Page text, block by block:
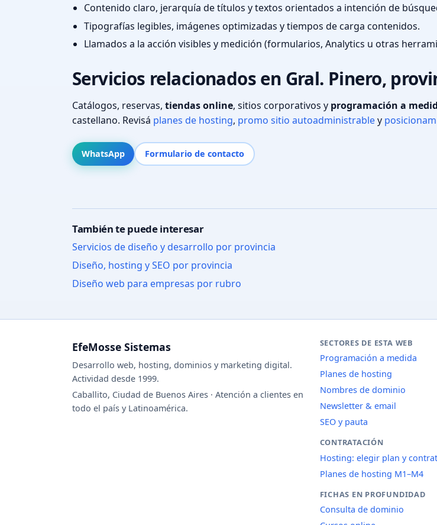
Contenido claro, jerarquía de títulos y textos orientados a intención de
Tipografías legibles, imágenes optimizadas y tiempos de carga contenidos.
Llamados a la acción visibles y medición (formularios, Analytics u otras
Servicios relacionados en Gral. Pinero,
Catálogos, reservas, tiendas online, sitios corporativos y programación a
castellano. Revisá planes de hosting, promo sitio autoadministrabley
WhatsApp Formulario de contacto
También te puede interesar
Servicios de diseño y desarrollo por provincia
Diseño, hosting y SEO por provincia
Diseño web para empresas por rubro
EfeMosse Sistemas
Desarrollo web, hosting, dominios y marketing digital.
Actividad desde 1999.
Caballito, Ciudad de Buenos Aires · Atención a clientes en
todo el país y Latinoamérica.
SECTORES DE ESTA WEB
Programación a medida
Planes de hosting
Nombres de dominio
Newsletter & email
SEO y pauta
CONTRATACIÓN
Hosting: elegir plan y
Planes de hosting M1–M4
FICHAS EN PROFUNDIDAD
Consulta de dominio